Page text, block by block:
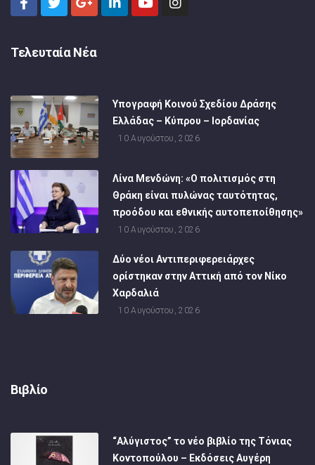
Τελευταία Νέα
Υπογραφή Κοινού Σχεδίου Δράσης
Ελλάδας – Κύπρου – Ιορδανίας
10 Αυγούστου, 2026
Λίνα Μενδώνη: «Ο πολιτισμός στη
Θράκη είναι πυλώνας ταυτότητας,
προόδου και εθνικής αυτοπεποίθησης»
10 Αυγούστου, 2026
Δύο νέοι Αντιπεριφερειάρχες
ορίστηκαν στην Αττική από τον Νίκο
Χαρδαλιά
10 Αυγούστου, 2026
Βιβλίο
“Αλύγιστος” το νέο βιβλίο της Τόνιας
Κοντοπούλου – Εκδόσεις Αυγέρη